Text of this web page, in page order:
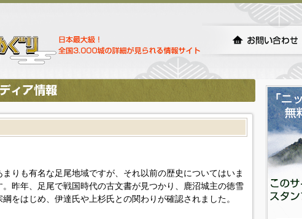
りも有名な足尾地域ですが、それ以前の歴史についてはいま
昨年、足尾で戦国時代の古文書が見つかり、鹿沼城主の徳雪
をはじめ、伊達氏や上杉氏との関わりが確認されました。